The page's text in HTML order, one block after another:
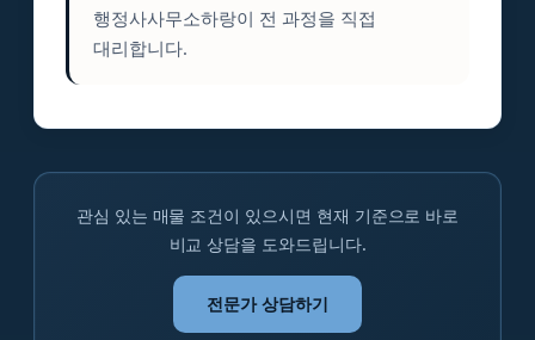
행정사사무소하랑이 전 과정을 직접
대리합니다.
관심 있는 매물 조건이 있으시면 현재 기준으로 바로
비교 상담을 도와드립니다.
전문가 상담하기